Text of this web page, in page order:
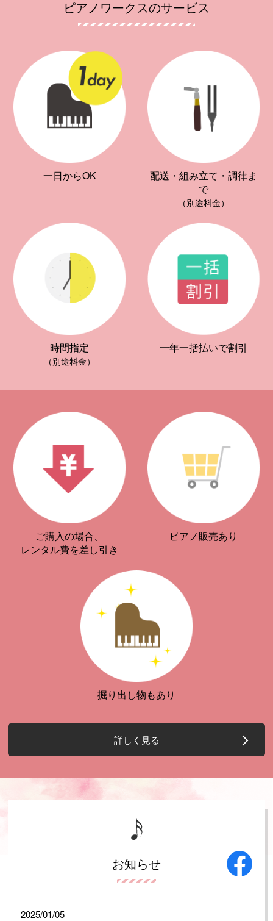
ピアノワークスのサービス
一日からOK
配送・組み立て・調律ま
で
（別途料金）
時間指定
（別途料金）
一年一括払いで割引
ご購入の場合、
レンタル費を差し引き
ピアノ販売あり
掘り出し物もあり
詳しく見る
お知らせ
2025/01/05